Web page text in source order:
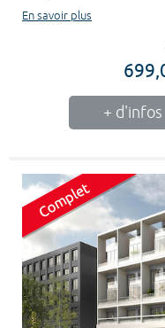
En savoir plus
+ d'infos